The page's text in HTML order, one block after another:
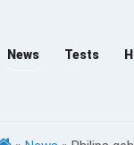
News Tests